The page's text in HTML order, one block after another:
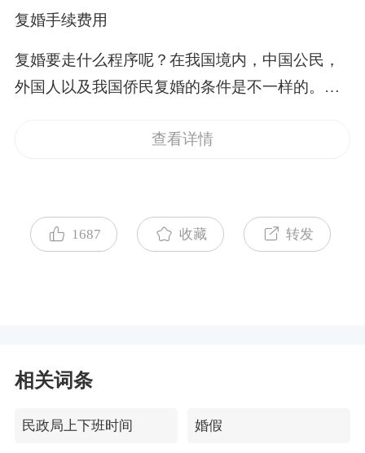
是两人有权利享用的。还有一些情况是容易误解
疗费、残疾人生活补助费等...
人不需要提供健康证明材料的。并且还要带上自
复婚要走什么法律程序呢？一般是准备好这些材
料之后，还要两人分别填写一份《申请复婚登记
或者是按上手印。之后，要交给部门审核，审核
写上“复婚”之类的字样。当两个人收到结婚证书
之后，才算是真正...
理了相关手续，才算是得到了法律上的认可和承
然两个人就算是非法同居了。&nbsp;两个人复婚
要准备什么证明材料呢？要走哪些法律程序呢？
还要准备好证明两人之间是离过婚的证明材料，
不准备。。但是要带上两人的离婚证。全部准备
写之后，要签上自己的名字或者是按上自己的红
手印。这些都做完之后，要把材料和证明条件送
给相关部门进行审核。&nbsp;其实是不存在复婚
复婚手续费用
复婚要走什么程序呢？在我国境内，中国公民，
外国人以及我国侨民复婚的条件是不一样的。在
是，两个人的户口本，身份证，以及所在单位、
事人，可以不再进行医学检查。&nbsp;复婚大致
的流程就是:向复婚部门提出复婚申请、各自填写
门，由他们来审核。审核通过之后，就具有了法
离婚证书或者是协议书就算撤销失效了。&nbsp;
查看详情
1687 收藏 转发
相关词条
民政局上下班时间 婚假